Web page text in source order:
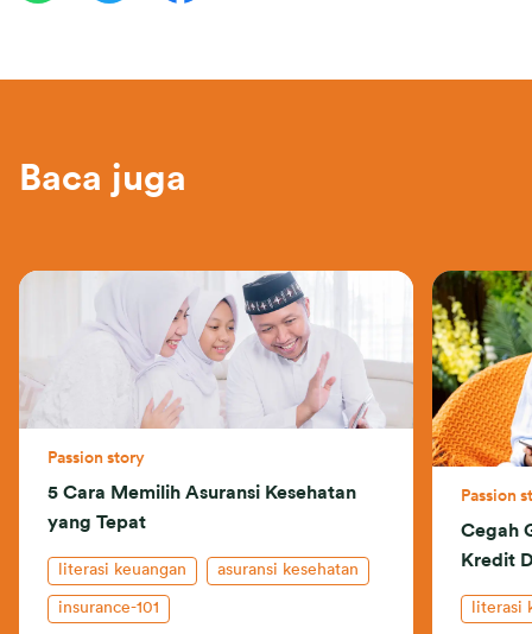
Baca juga
Passion story
5 Cara Memilih Asuransi Kesehatan
yang Tepat
literasi keuangan asuransi kesehatan
insurance-101
Passion
Cegah
Kredit
literasi